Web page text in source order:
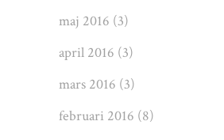
maj 2016 (3)
april 2016 (3)
mars 2016 (3)
februari 2016 (8)